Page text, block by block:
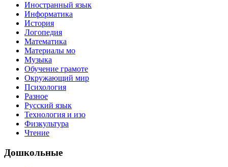
Иностранный язык
Информатика
История
Логопедия
Математика
Материалы мо
Музыка
Обучение грамоте
Окружающий мир
Психология
Разное
Русский язык
Технология и изо
Физкультура
Чтение
Дошкольные